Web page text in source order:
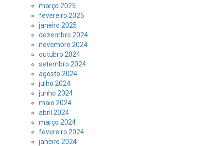
março 2025
fevereiro 2025
janeiro 2025
dezembro 2024
novembro 2024
outubro 2024
setembro 2024
agosto 2024
julho 2024
junho 2024
maio 2024
abril 2024
março 2024
fevereiro 2024
janeiro 2024